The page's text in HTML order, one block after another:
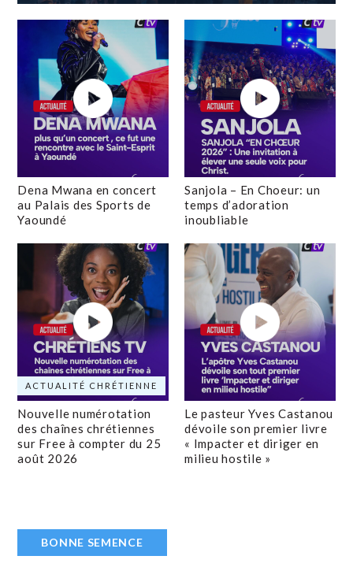
Dena Mwana en concert
au Palais des Sports de
Yaoundé
Sanjola – En Choeur: un
temps d’adoration
inoubliable
ACTUALITÉ CHRÉTIENNE
Nouvelle numérotation
des chaînes chrétiennes
sur Free à compter du 25
août 2026
Le pasteur Yves Castanou
dévoile son premier livre
« Impacter et diriger en
milieu hostile »
BONNE SEMENCE